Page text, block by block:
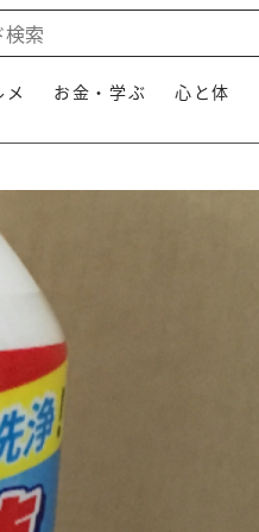
お金・学ぶ 心と体